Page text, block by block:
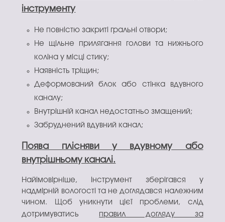
інструменту
Не повністю закриті гральні отвори;
Не щільне прилягання голови та нижнього
коліна у місці стику;
Наявність тріщин;
Деформований блок або стінка вдувного
каналу;
Внутрішній канал недостатньо змащений;
Забруднений вдувний канал;
Поява плісняви у вдувному або
внутрішньому каналі.
Найімовірніше, інструмент зберігався у
надмірній вологості та не доглядався належним
чином. Щоб уникнути цієї проблеми, слід
дотримуватись правил догляду за